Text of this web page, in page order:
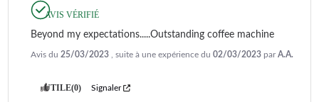
AVIS VÉRIFIÉ
Beyond my expectations.....Outstanding coffee machine
Avis du 25/03/2023 , suite à une expérience du 02/03/2023 parA.A.
UTILE(0) Signaler